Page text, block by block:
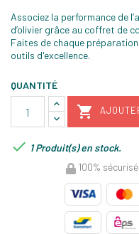
Associez la performance de
d’olivier grâce au coffret de
Faites de chaque
outils d'excellence.
QUANTITÉ

 1 Produit(s) en stock.
100%